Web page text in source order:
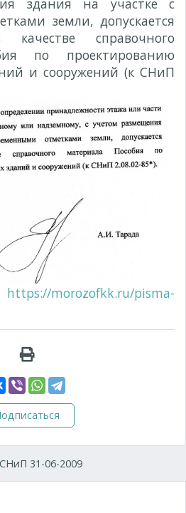
земли, допускается
качестве справочного
по проектированию
и сооружений (к СНиП
https://morozofkk.ru/pisma-
СНиП 31-06-2009